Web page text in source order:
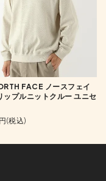
FACE ノースフェイ
ップルニットクルー ユニセ
(税込)